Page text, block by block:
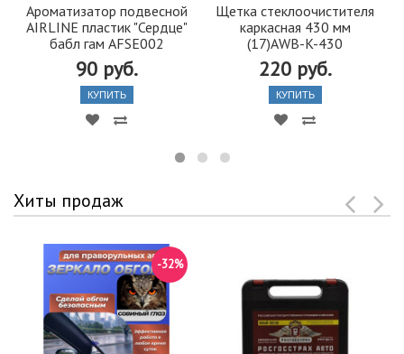
Ароматизатор подвесной
AIRLINE пластик "Сердце"
бабл гам AFSE002
90 руб.
КУПИТЬ
Щетка стеклоочистителя
каркасная 430 мм
(17)AWB-K-430
220 руб.
КУПИТЬ
Хиты продаж
-32%